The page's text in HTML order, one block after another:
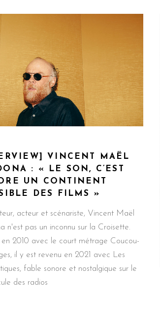
VINCENT MAËL
: « LE SON, C’EST
UN CONTINENT
DES FILMS »
acteur et scénariste, Vincent Maël
n'est pas un inconnu sur la Croisette.
en 2010 avec le court métrage Coucou-
il y est revenu en 2021 avec Les
fable sonore et nostalgique sur le
des radios